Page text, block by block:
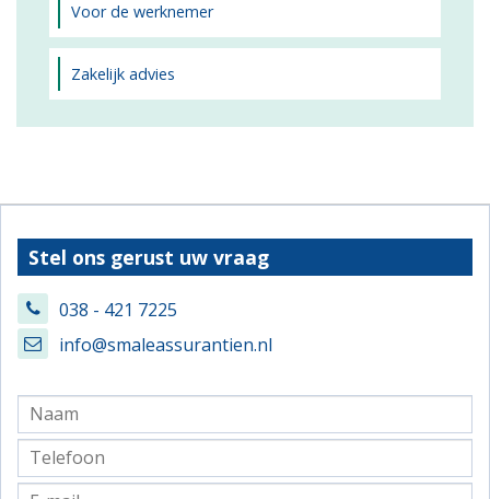
Voor de werknemer
Zakelijk advies
Stel ons gerust uw vraag
038 - 421 7225
info@smaleassurantien.nl